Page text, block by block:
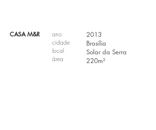
CASA M&R
ano
cidade
local
área
2013
Brasília
Solar da Serra
220m²